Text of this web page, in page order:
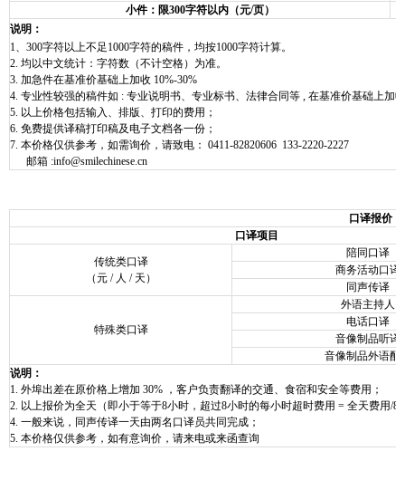
小件：限300字符以内（元/页）
说明：
1、300字符以上不足1000字符的稿件，均按1000字符计算。
2. 均以中文统计：字符数（不计空格）为准。
3. 加急件在基准价基础上加收 10%-30%
4. 专业性较强的稿件如 : 专业说明书、专业标书、法律合同等 , 在基准价基础上加
5. 以上价格包括输入、排版、打印的费用；
6. 免费提供译稿打印稿及电子文档各一份；
7. 本价格仅供参考，如需询价，请致电： 0411-82820606 133-2220-2227
邮箱 :info@smilechinese.cn
口译报价
口译项目
传统类口译
（元 / 人 / 天）
陪同口译
商务活动口译
同声传译
特殊类口译
外语主持人
电话口译
音像制品听译
音像制品外语配
说明：
1. 外埠出差在原价格上增加 30% ，客户负责翻译的交通、食宿和安全等费用；
2. 以上报价为全天（即小于等于8小时，超过8小时的每小时超时费用 = 全天费用/8
4. 一般来说，同声传译一天由两名口译员共同完成；
5. 本价格仅供参考，如有意询价，请来电或来函查询